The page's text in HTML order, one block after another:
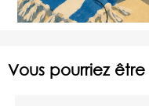
Vous pourriez